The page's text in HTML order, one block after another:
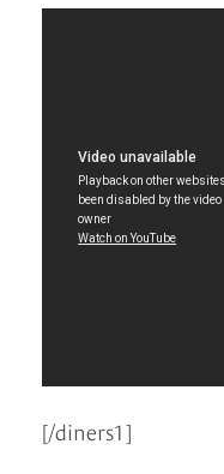
[/diners1]